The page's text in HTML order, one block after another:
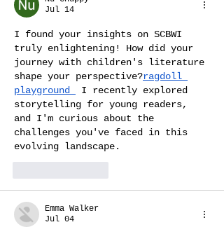
Jul 14
I found your insights on SCBWI
truly enlightening! How did your
journey with children's literature
shape your perspective?ragdoll
playground
I recently explored
storytelling for young readers,
and I'm curious about the
challenges you've faced in this
evolving landscape.
Emma Walker
Jul 04